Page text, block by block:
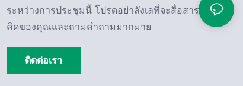
ระหว่างการประชุมนี้ โปรดอย่าลังเลที่จะสื่อสารความ
คิดของคุณและถามคำถามมากมาย
ติดต่อเรา